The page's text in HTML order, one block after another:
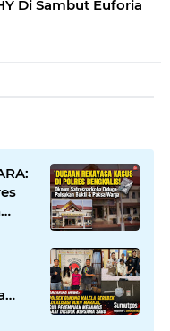
Di Sambut Euforia